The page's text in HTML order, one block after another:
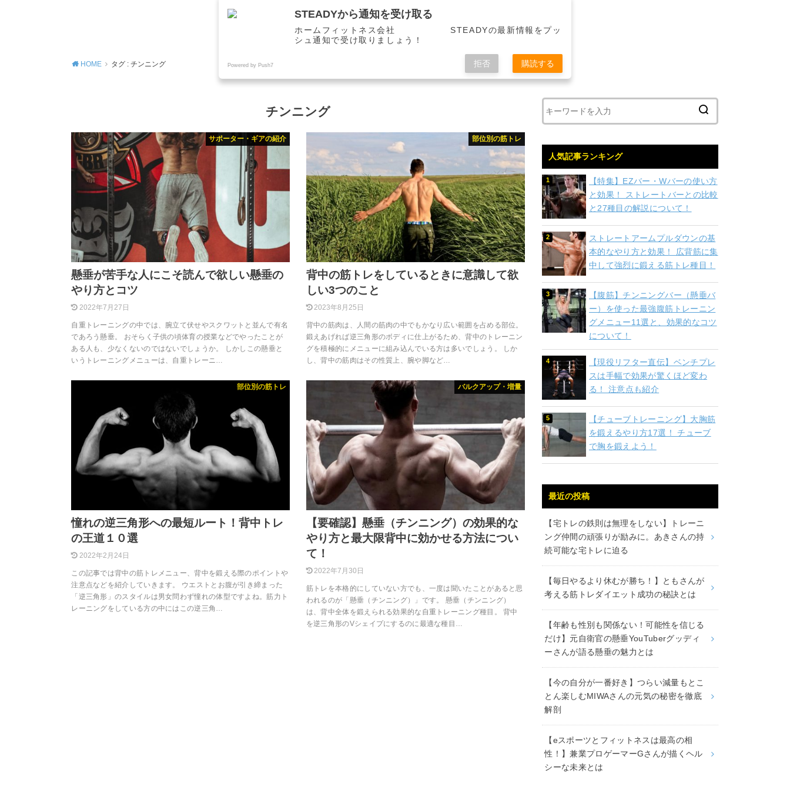
HOME タグ : チンニング
チンニング
サポーター・ギアの紹介
懸垂が苦手な人にこそ読んで欲しい懸垂の
やり方とコツ
2022年7月27日
自重トレーニングの中では、腕立て伏せやスクワットと並んで有名
であろう懸垂。 おそらく子供の頃体育の授業などでやったことが
ある人も、少なくないのではないでしょうか。 しかしこの懸垂と
いうトレーニングメニューは、自重トレーニ…
部位別の筋トレ
背中の筋トレをしているときに意識して欲
しい3つのこと
2023年8月25日
背中の筋肉は、人間の筋肉の中でもかなり広い範囲を占める部位。
鍛えあげれば逆三角形のボディに仕上がるため、背中のトレーニン
グを積極的にメニューに組み込んでいる方は多いでしょう。 しか
し、背中の筋肉はその性質上、腕や脚など…
部位別の筋トレ
憧れの逆三角形への最短ルート！背中トレ
の王道１０選
2022年2月24日
この記事では背中の筋トレメニュー、背中を鍛える際のポイントや
注意点などを紹介していきます。 ウエストとお腹が引き締まった
「逆三角形」のスタイルは男女問わず憧れの体型ですよね。筋力ト
レーニングをしている方の中にはこの逆三角…
バルクアップ・増量
【要確認】懸垂（チンニング）の効果的な
やり方と最大限背中に効かせる方法につい
て！
2022年7月30日
筋トレを本格的にしていない方でも、一度は聞いたことがあると思
われるのが「懸垂（チンニング）」です。 懸垂（チンニング）
は、背中全体を鍛えられる効果的な自重トレーニング種目。 背中
を逆三角形のVシェイプにするのに最適な種目…
人気記事ランキング
【特集】EZバー・Wバーの使い方
と効果！ ストレートバーとの比較
と27種目の解説について！
ストレートアームプルダウンの基
本的なやり方と効果！ 広背筋に集
中して強烈に鍛える筋トレ種目！
【腹筋】チンニングバー（懸垂バ
ー）を使った最強腹筋トレーニン
グメニュー11選と、効果的なコツ
について！
【現役リフター直伝】ベンチプレ
スは手幅で効果が驚くほど変わ
る！ 注意点も紹介
【チューブトレーニング】大胸筋
を鍛えるやり方17選！ チューブ
で胸を鍛えよう！
最近の投稿
【宅トレの鉄則は無理をしない】トレーニ
ング仲間の頑張りが励みに。あきさんの持
続可能な宅トレに迫る
【毎日やるより休むが勝ち！】ともさんが
考える筋トレダイエット成功の秘訣とは
【年齢も性別も関係ない！可能性を信じる
だけ】元自衛官の懸垂YouTuberグッディ
ーさんが語る懸垂の魅力とは
【今の自分が一番好き】つらい減量もとこ
とん楽しむMIWAさんの元気の秘密を徹底
解剖
【eスポーツとフィットネスは最高の相
性！】兼業プロゲーマーGさんが描くヘル
シーな未来とは
STEADYから通知を受け取る
ホームフィットネス会社 STEADYの最新情報をプッ
シュ通知で受け取りましょう！
Powered by Push7 拒否 購読する